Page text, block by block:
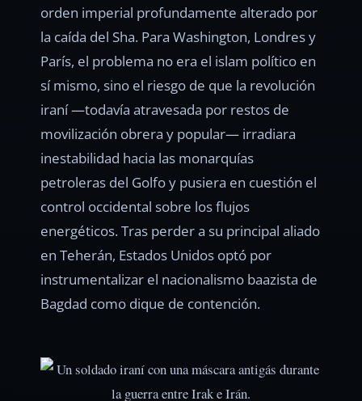
orden imperial profundamente alterado por
la caída del Sha. Para Washington, Londres y
París, el problema no era el islam político en
sí mismo, sino el riesgo de que la revolución
iraní —todavía atravesada por restos de
movilización obrera y popular— irradiara
inestabilidad hacia las monarquías
petroleras del Golfo y pusiera en cuestión el
control occidental sobre los flujos
energéticos. Tras perder a su principal aliado
en Teherán, Estados Unidos optó por
instrumentalizar el nacionalismo baazista de
Bagdad como dique de contención.